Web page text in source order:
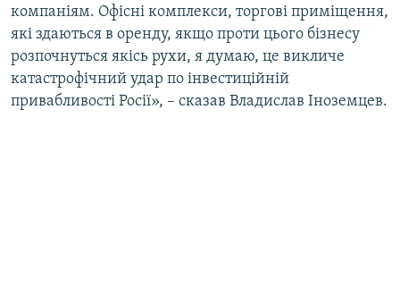
компаніям. Офісні комплекси, торгові приміщення,
які здаються в оренду, якщо проти цього бізнесу
розпочнуться якісь рухи, я думаю, це викличе
катастрофічний удар по інвестиційній
привабливості Росії», – сказав Владислав Іноземцев.